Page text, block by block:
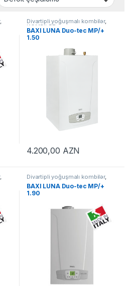
, Divartipli yoğuşmalı kombilər,
KOMBİLƏR
BAXI LUNA Duo-tec MP/+
1.50
4.200,00 AZN
, Divartipli yoğuşmalı kombilər,
KOMBİLƏR
BAXI LUNA Duo-tec MP/+
1.90